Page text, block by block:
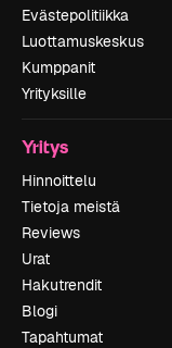
Evästepolitiikka
Luottamuskeskus
Kumppanit
Yrityksille
Yritys
Hinnoittelu
Tietoja meistä
Reviews
Urat
Hakutrendit
Blogi
Tapahtumat